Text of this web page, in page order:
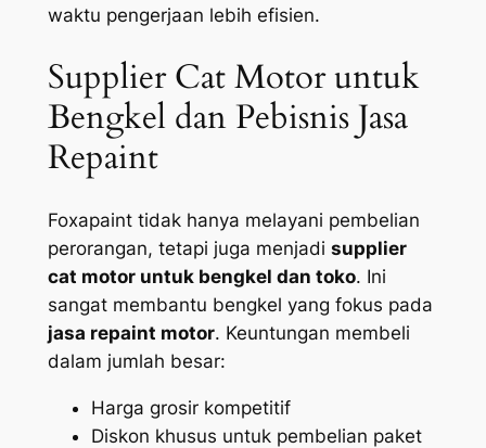
waktu pengerjaan lebih efisien.
Supplier Cat Motor untuk
Bengkel dan Pebisnis Jasa
Repaint
Foxapaint tidak hanya melayani pembelian
perorangan, tetapi juga menjadi supplier
cat motor untuk bengkel dan toko. Ini
sangat membantu bengkel yang fokus pada
jasa repaint motor. Keuntungan membeli
dalam jumlah besar:
Harga grosir kompetitif
Diskon khusus untuk pembelian paket